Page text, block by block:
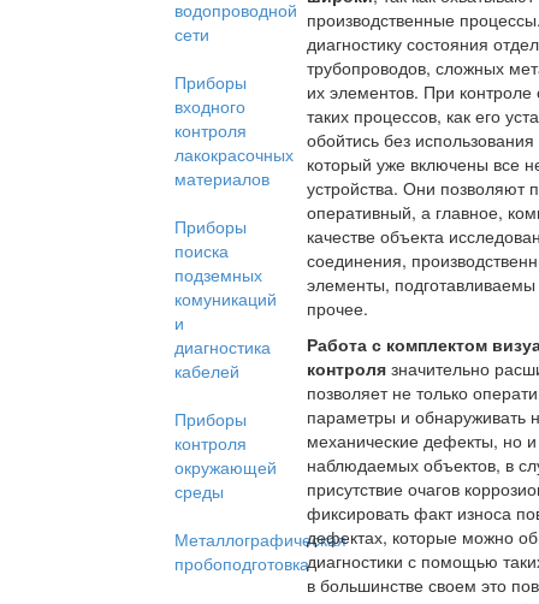
водопроводной
сети
Приборы
входного
контроля
лакокрасочных
материалов
Приборы
поиска
подземных
комуникаций
и
диагностика
кабелей
Приборы
контроля
окружающей
среды
Металлографическая
пробоподготовка
производственные
диагностику состояния
трубопроводов, сложных
их элементов. При контроле
таких процессов, как его
обойтись без
который уже включены все
устройства. Они позволяют
оперативный, а главное,
качестве объекта
соединения,
элементы,
прочее.
Работа с комплектом
контроля значительно
позволяет не только
параметры и обнаруживать
механические дефекты, но
наблюдаемых объектов, в
присутствие очагов
фиксировать факт износа
дефектах, которые можно
диагностики с помощью
в большинстве своем это